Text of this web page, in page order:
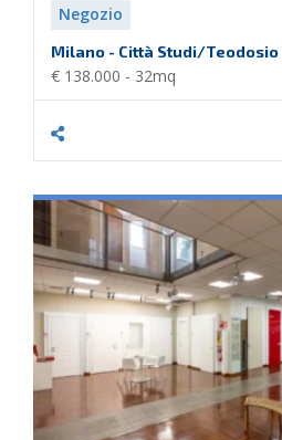
Negozio
Milano - Città Studi/Teodosio
€ 138.000 - 32mq